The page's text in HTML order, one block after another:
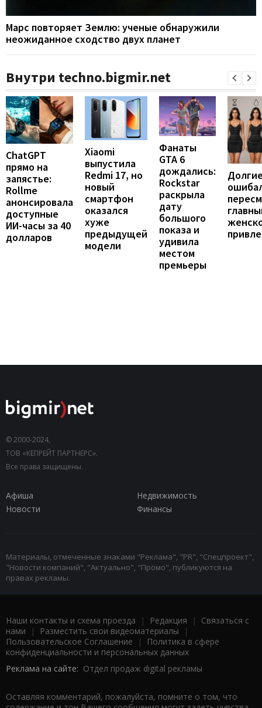
Марс повторяет Землю: ученые обнаружили
неожиданное сходство двух планет
Внутри techno.bigmir.net
ChatGPT
прямо на
запястье:
Rollme
анонсировала
доступные
ИИ-часы за 40
долларов
Xiaomi
выпустила
Redmi 17, но
новый
смартфон
оказался
хуже
предыдущей
модели
Фанаты
GTA 6
дождались:
Rockstar
раскрыла
дату
большого
показа и
удивила
местом
премьеры
© 2000-2024,
ТОВ «КЕПРЕЙТ ПАРТНЕРС».
Все права защищены.
Афиша
Недвижимость
Новости
Финансы
Материалы, отмеченные знаками "Реклама", "PR", "Спецпроект",
"Новости компаний", "Актуально", "Промо", публикуются на
правах рекламы.
Наши контакты и схема проезда | Редакция | Связаться с
нами | Разместить свои видеоматериалы |
Пользовательское Соглашение |
Политика в сфере
конфиденциальности и персональных данных
Реклама на сайте: Отдел продаж digital рекламы
Оставляя комментарий, пожалуйста, помните о том, что